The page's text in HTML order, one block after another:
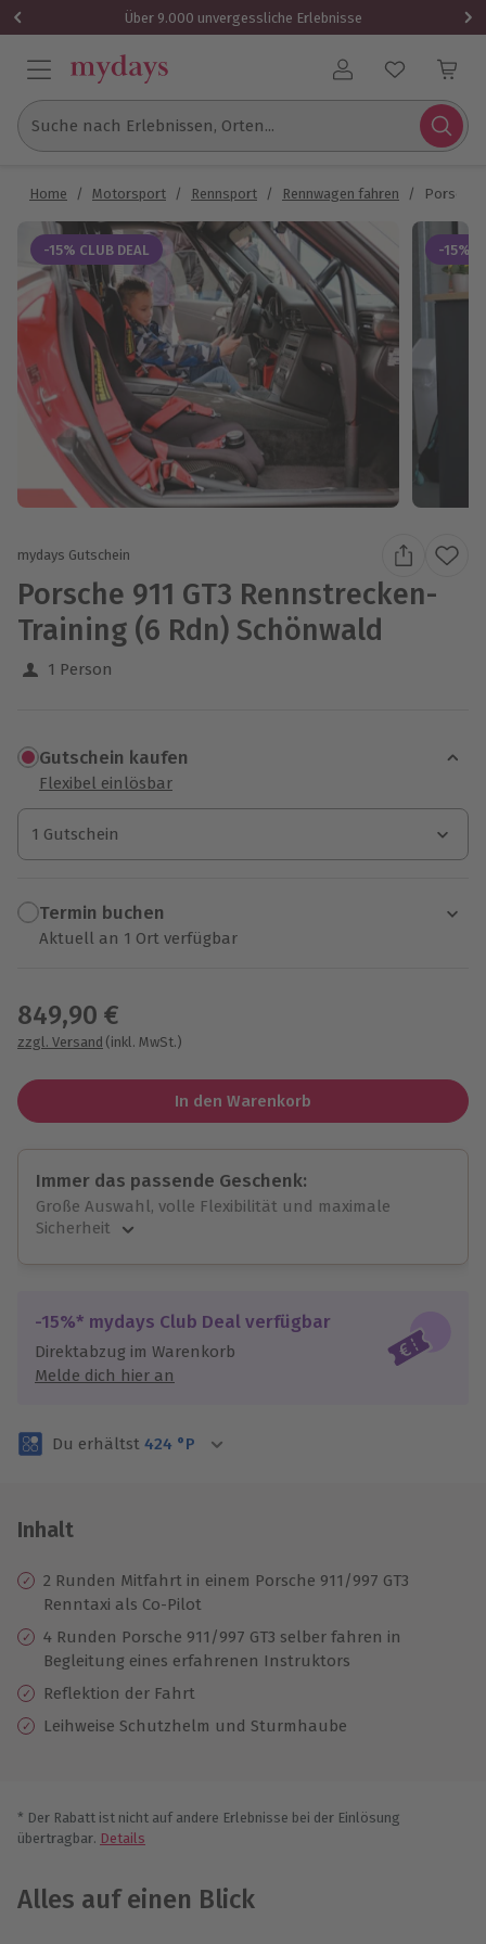
Über 9.000 unvergessliche Erlebnisse
Benutzerkonto
Suche nach Erlebnissen, Orten...
Home / Motorsport / Rennsport / Rennwagen fahren / Porsche
-15% CLUB DEAL -15%
mydays Gutschein
Porsche 911 GT3 Rennstrecken-
Training (6 Rdn) Schönwald
1 Person
Gutschein kaufen
Flexibel einlösbar
1 Gutschein
1 Gutschein
1 Gutschein
Termin buchen
Aktuell an 1 Ort verfügbar
849,90 €
zzgl. Versand (inkl. MwSt.)
In den Warenkorb
Immer das passende Geschenk:
Große Auswahl, volle Flexibilität und maximale
Sicherheit
Jeder Gutschein für alle Erlebnisse einlösbar.
Maximale Sicherheit
3 Jahre gültig & verlängerbar.
-15%* mydays Club Deal verfügbar
Direktabzug im Warenkorb
Melde dich hier an
Du erhältst 424 °P
Inhalt
2 Runden Mitfahrt in einem Porsche 911/997 GT3
Renntaxi als Co-Pilot
4 Runden Porsche 911/997 GT3 selber fahren in
Begleitung eines erfahrenen Instruktors
Reflektion der Fahrt
Leihweise Schutzhelm und Sturmhaube
* Der Rabatt ist nicht auf andere Erlebnisse bei der Einlösung
übertragbar. Details
Alles auf einen Blick